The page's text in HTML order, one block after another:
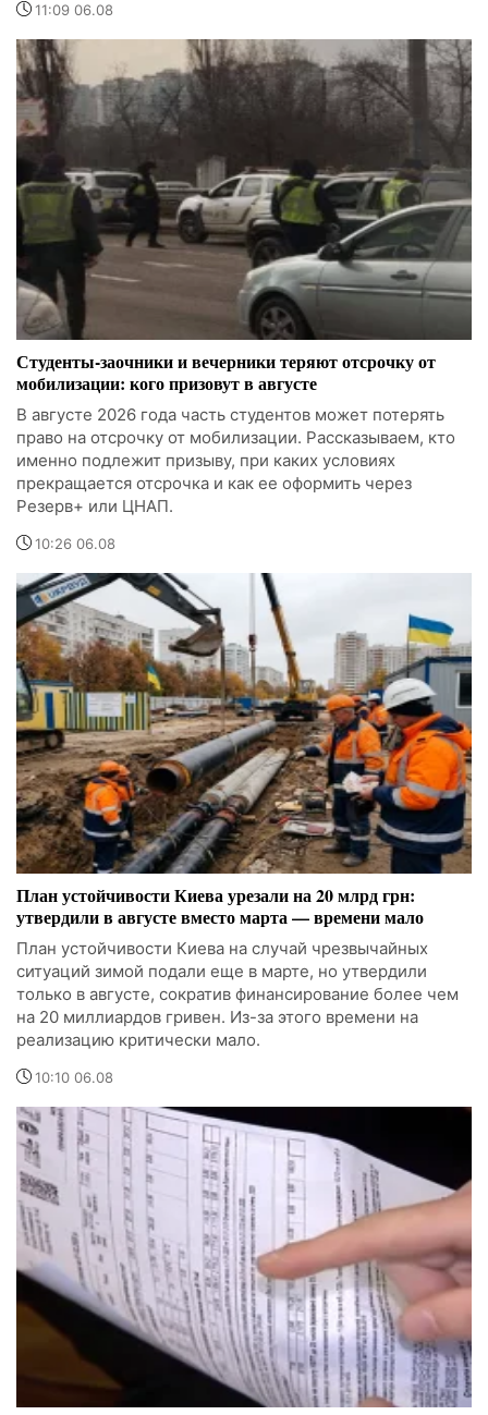
11:09 06.08
Студенты-заочники и вечерники теряют отсрочку от
мобилизации: кого призовут в августе
В августе 2026 года часть студентов может потерять
право на отсрочку от мобилизации. Рассказываем, кто
именно подлежит призыву, при каких условиях
прекращается отсрочка и как ее оформить через
Резерв+ или ЦНАП.
10:26 06.08
План устойчивости Киева урезали на 20 млрд грн:
утвердили в августе вместо марта — времени мало
План устойчивости Киева на случай чрезвычайных
ситуаций зимой подали еще в марте, но утвердили
только в августе, сократив финансирование более чем
на 20 миллиардов гривен. Из-за этого времени на
реализацию критически мало.
10:10 06.08